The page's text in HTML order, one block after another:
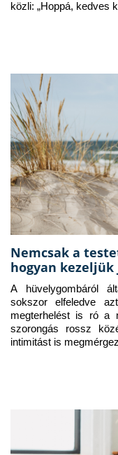
közli: „Hoppá, kedves
Nemcsak a
hogyan
A hüvelygombáról
sokszor elfeledve
megterhelést is ró a
szorongás rossz
intimitást is